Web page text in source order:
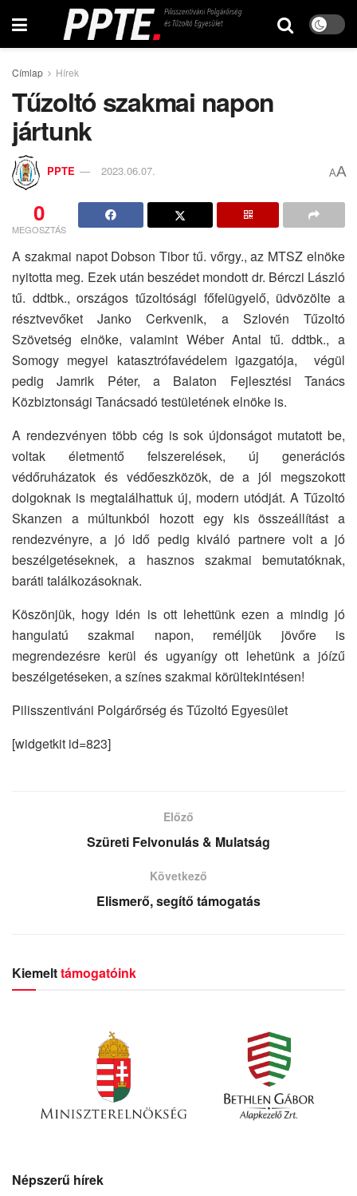
Címlap Hírek
Tűzoltó szakmai napon
jártunk
PPTE 2023.06.07. AA
0
MEGOSZTÁS
A szakmai napot Dobson Tibor tű. vőrgy., az MTSZ elnöke
nyitotta meg. Ezek után beszédet mondott dr. Bérczi László
tű. ddtbk., országos tűzoltósági főfelügyelő, üdvözölte a
résztvevőket Janko Cerkvenik, a Szlovén Tűzoltó
Szövetség elnöke, valamint Wéber Antal tű. ddtbk., a
Somogy megyei katasztrófavédelem igazgatója, végül
pedig Jamrik Péter, a Balaton Fejlesztési Tanács
Közbiztonsági Tanácsadó testületének elnöke is.
A rendezvényen több cég is sok újdonságot mutatott be,
voltak életmentő felszerelések, új generációs
védőruházatok és védőeszközök, de a jól megszokott
dolgoknak is megtalálhattuk új, modern utódját. A Tűzoltó
Skanzen a múltunkból hozott egy kis összeállítást a
rendezvényre, a jó idő pedig kiváló partnere volt a jó
beszélgetéseknek, a hasznos szakmai bemutatóknak,
baráti találkozásoknak.
Köszönjük, hogy idén is ott lehettünk ezen a mindig jó
hangulatú szakmai napon, reméljük jövőre is
megrendezésre kerül és ugyanígy ott lehetünk a jóízű
beszélgetéseken, a színes szakmai körültekintésen!
Pilisszentiváni Polgárőrség és Tűzoltó Egyesület
[widgetkit id=823]
Előző
Szüreti Felvonulás & Mulatság
Következő
Elismerő, segítő támogatás
Kiemelttámogatóink
Népszerű hírek